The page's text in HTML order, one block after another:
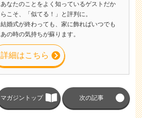
あなたのことをよく知っているゲストだか
らこそ、「似てる！」と評判に。
結婚式が終わっても、家に飾ればいつでも
あの時の気持ちが蘇ります。
詳細はこちら
マガジントップ 次の記事